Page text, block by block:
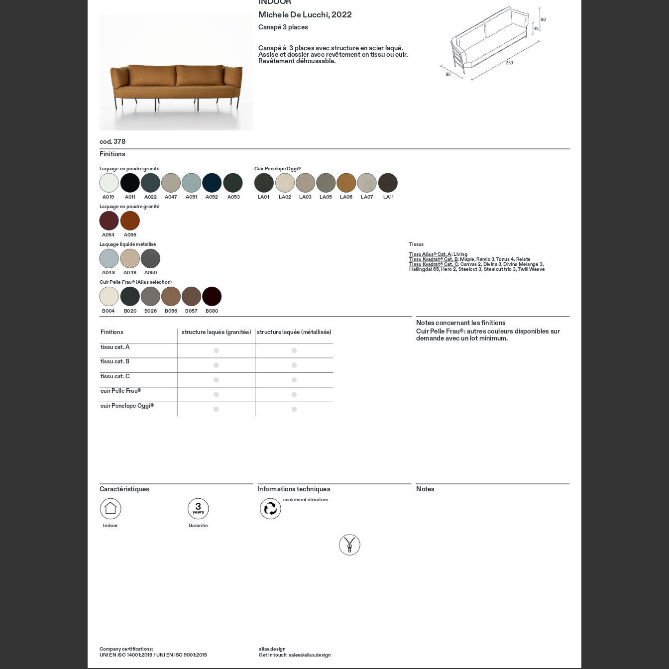
Company certifications:
UNI EN ISO 14001:2015 / UNI EN ISO 9001:2015
alias.design
Get in touch: sales@alias.design
Notes concernant les  nitions
Caractéristiques Informations techniques
Finitions
Notes
Michele De Lucchi, 2022
Canapé 3 places
Canapé à  3 places avec structure en acier laqué.
Assise et dossier avec revêtement en tissu ou cuir.
Revêtement déhoussable.
cod. 378
Laquage en poudre granité Cuir Penelope Oggi®
A019 A011 A022 A047 A051 A052 A053 LA01 LA02 LA03 LA05 LA06 LA07
LA11
Laquage en poudre granité
A054
A055
Laquage liquide métallisé
Tissus
Tissu Alias® Cat. A : Living
Tissu Kvadrat® Cat. B: Maple , Remix 3, Tonus 4 Relate
Tissu Kvadrat® Cat. C: Canvas 2 Divina 3 , Divina Melange 3,
Hallingdal 65, Hero 2, Steelcut 3, Steelcut trio 3 , Twill Weave
A048 A049
A050
Cuir Pelle Frau® (Alias selection)
B004 B020 B026 B056 B057 B080
Cuir Pelle Frau®: autres couleurs disponibles sur
demande avec un lot minimum.
Finitions structure laquée (granitée) structure laquée (métallisée)
tissu cat. A
tissu cat. B
tissu cat. C
cuir Pelle Frau®
cuir Penelope Oggi®
Indoor Garantie
seulement structure